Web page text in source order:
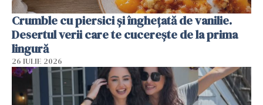
Crumble cu piersici și înghețată de vanilie.
Desertul verii care te cucerește de la prima
lingură
26 IULIE 2026